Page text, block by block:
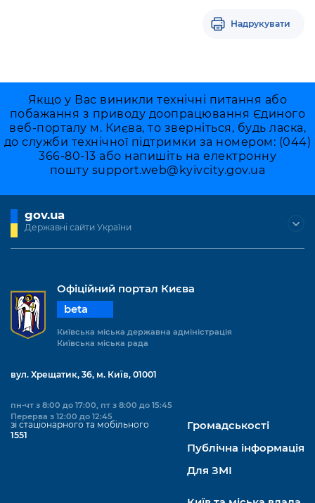
Надрукувати
Якщо у Вас виникли технічні питання або
побажання з приводу доопрацювання Єдиного
веб-порталу м. Києва, то зверніться, будь ласка,
до служби технічної підтримки за номером: (044)
366-80-13 або напишіть на електронну
пошту support.web@kyivcity.gov.ua
gov.ua
Державні сайти України
Офіційний портал Києва
beta
Київська міська державна адміністрація
Київська міська рада
вул. Хрещатик, 36, м. Київ, 01001
пн-чт з 8:00 до 17:00, пт з 8:00 до 15:45
Перерва з 12:00 до 12:45
зі стаціонарного та мобільного
1551
Громадськості
Публічна інформація
Для ЗМІ